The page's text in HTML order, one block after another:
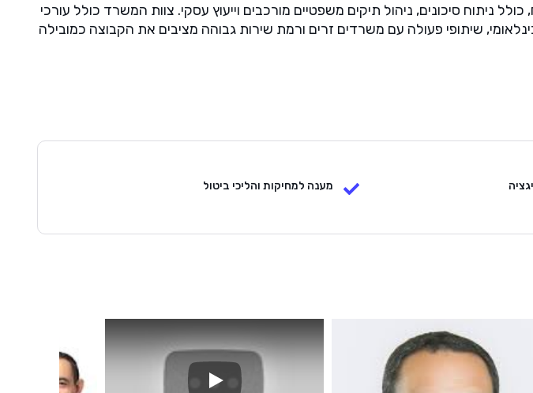
ניתוח סיכונים, ניהול תיקים משפטיים מורכבים וייעוץ עסקי. צוות המשרד כולל עורכי
שיתופי פעולה עם משרדים זרים ורמת שירות גבוהה מציבים את הקבוצה כמובילה
מענה למחיקות והליכי ביטול